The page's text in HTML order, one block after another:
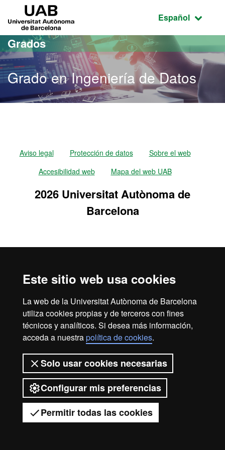
Este sitio web usa cookies
La web de la Universitat Autònoma de Barcelona
utiliza cookies propias y de terceros con fines
técnicos y analíticos. Si desea más información,
acceda a nuestrapolítica de cookies.
Solo usar cookies necesarias
Configurar mis preferencias
Permitir todas las cookies
Acceso al contenido principal
Acceso a la navegación de la página
Idioma
Español
Grados
Grado en Ingeniería de Datos
Tienes dudas?
Aviso legal Protección de datos
Sobre el web
Accesibilidad web
Mapa del web UAB
2026 Universitat Autònoma de
Barcelona